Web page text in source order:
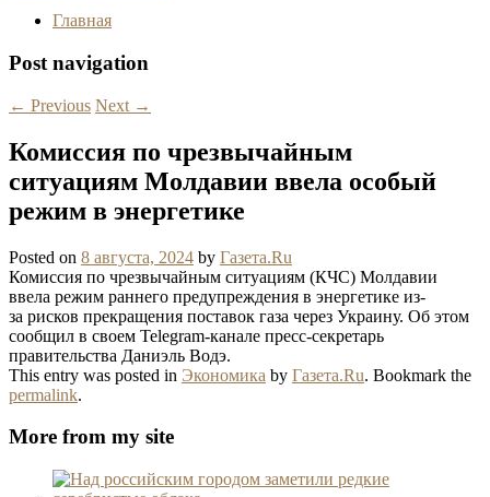
Главная
Post navigation
← Previous Next →
Комиссия по чрезвычайным
ситуациям Молдавии ввела особый
режим в энергетике
Posted on 8 августа, 2024 by Газета.Ru
Комиссия по чрезвычайным ситуациям (КЧС) Молдавии
ввела режим раннего предупреждения в энергетике из-
за рисков прекращения поставок газа через Украину. Об этом
сообщил в своем Telegram-канале пресс-секретарь
правительства Даниэль Водэ.
This entry was posted in Экономика by Газета.Ru. Bookmark the
permalink.
More from my site